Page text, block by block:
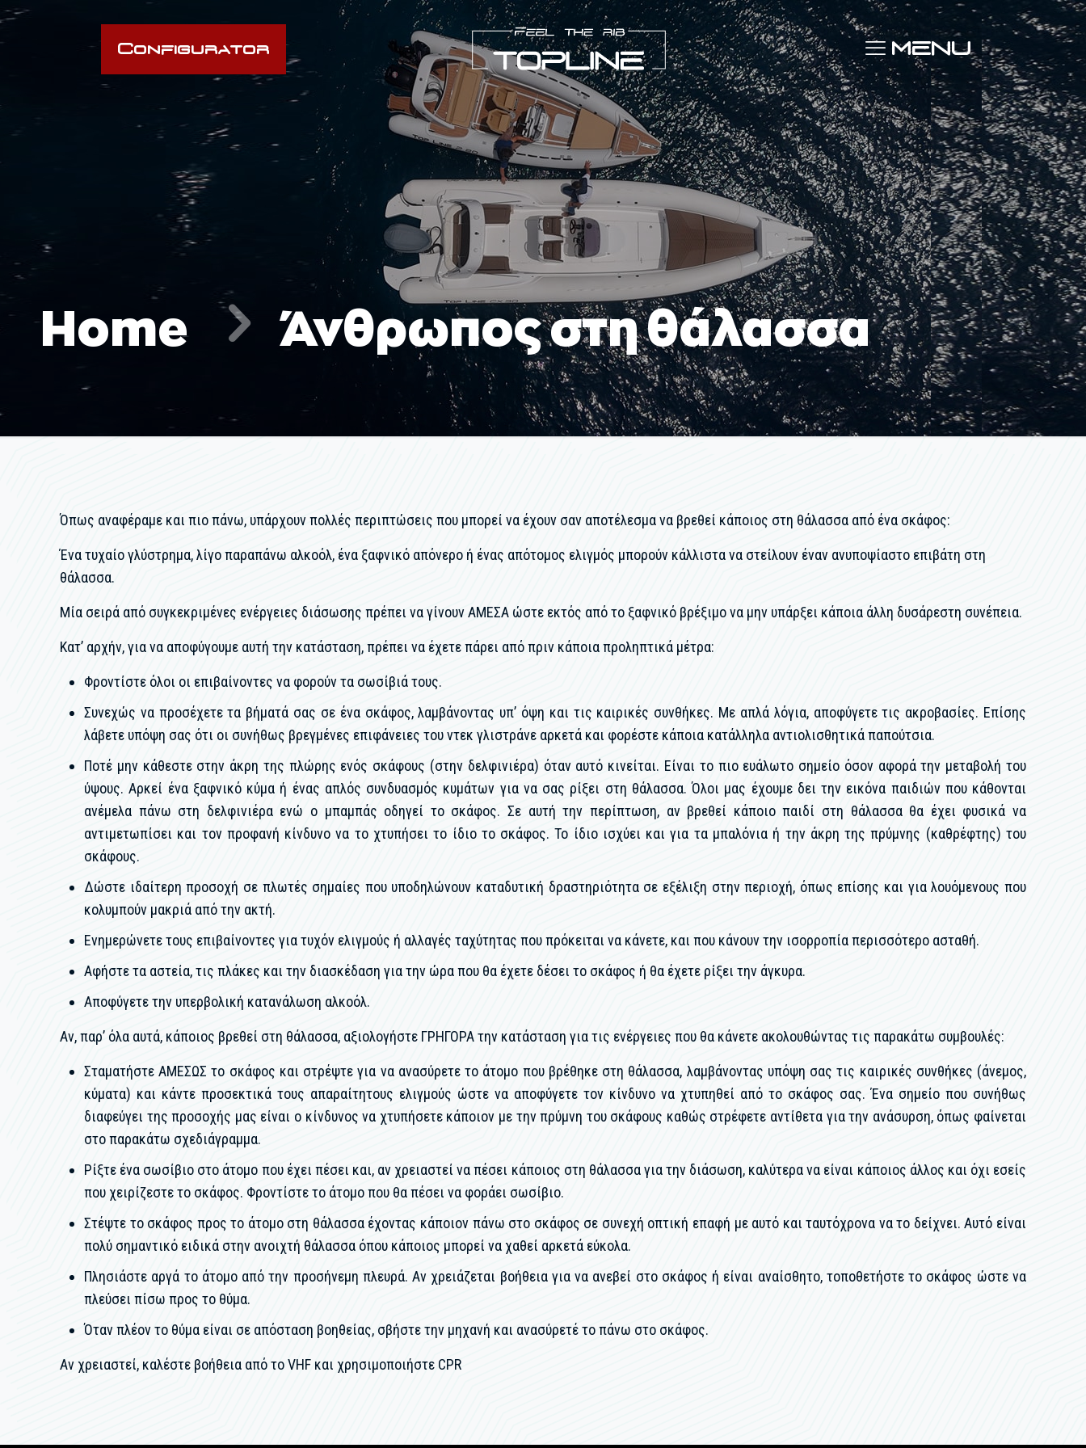
Configurator
Home Άνθρωπος στη θάλασσα
Όπως αναφέραμε και πιο πάνω, υπάρχουν πολλές περιπτώσεις που μπορεί να έχουν σαν αποτέλεσμα να βρεθεί κάποιος στη θάλασσα από ένα σκάφος:
Ένα τυχαίο γλύστρημα, λίγο παραπάνω αλκοόλ, ένα ξαφνικό απόνερο ή ένας απότομος ελιγμός μπορούν κάλλιστα να στείλουν έναν ανυποψίαστο επιβάτη στη
θάλασσα.
Μία σειρά από συγκεκριμένες ενέργειες διάσωσης πρέπει να γίνουν ΑΜΕΣΑ ώστε εκτός από το ξαφνικό βρέξιμο να μην υπάρξει κάποια άλλη δυσάρεστη συνέπεια.
Κατ’ αρχήν, για να αποφύγουμε αυτή την κατάσταση, πρέπει να έχετε πάρει από πριν κάποια προληπτικά μέτρα:
Φροντίστε όλοι οι επιβαίνοντες να φορούν τα σωσίβιά τους.
Συνεχώς να προσέχετε τα βήματά σας σε ένα σκάφος, λαμβάνοντας υπ’ όψη και τις καιρικές συνθήκες. Με απλά λόγια, αποφύγετε τις ακροβασίες. Επίσης
λάβετε υπόψη σας ότι οι συνήθως βρεγμένες επιφάνειες του ντεκ γλιστράνε αρκετά και φορέστε κάποια κατάλληλα αντιολισθητικά παπούτσια.
Ποτέ μην κάθεστε στην άκρη της πλώρης ενός σκάφους (στην δελφινιέρα) όταν αυτό κινείται. Είναι το πιο ευάλωτο σημείο όσον αφορά την μεταβολή του
ύψους. Αρκεί ένα ξαφνικό κύμα ή ένας απλός συνδυασμός κυμάτων για να σας ρίξει στη θάλασσα. Όλοι μας έχουμε δει την εικόνα παιδιών που κάθονται
ανέμελα πάνω στη δελφινιέρα ενώ ο μπαμπάς οδηγεί το σκάφος. Σε αυτή την περίπτωση, αν βρεθεί κάποιο παιδί στη θάλασσα θα έχει φυσικά να
αντιμετωπίσει και τον προφανή κίνδυνο να το χτυπήσει το ίδιο το σκάφος. Το ίδιο ισχύει και για τα μπαλόνια ή την άκρη της πρύμνης (καθρέφτης) του
σκάφους.
Δώστε ιδαίτερη προσοχή σε πλωτές σημαίες που υποδηλώνουν καταδυτική δραστηριότητα σε εξέλιξη στην περιοχή, όπως επίσης και για λουόμενους που
κολυμπούν μακριά από την ακτή.
Ενημερώνετε τους επιβαίνοντες για τυχόν ελιγμούς ή αλλαγές ταχύτητας που πρόκειται να κάνετε, και που κάνουν την ισορροπία περισσότερο ασταθή.
Αφήστε τα αστεία, τις πλάκες και την διασκέδαση για την ώρα που θα έχετε δέσει το σκάφος ή θα έχετε ρίξει την άγκυρα.
Αποφύγετε την υπερβολική κατανάλωση αλκοόλ.
Αν, παρ’ όλα αυτά, κάποιος βρεθεί στη θάλασσα, αξιολογήστε ΓΡΗΓΟΡΑ την κατάσταση για τις ενέργειες που θα κάνετε ακολουθώντας τις παρακάτω συμβουλές:
Σταματήστε ΑΜΕΣΩΣ το σκάφος και στρέψτε για να ανασύρετε το άτομο που βρέθηκε στη θάλασσα, λαμβάνοντας υπόψη σας τις καιρικές συνθήκες (άνεμος,
κύματα) και κάντε προσεκτικά τους απαραίτητους ελιγμούς ώστε να αποφύγετε τον κίνδυνο να χτυπηθεί από το σκάφος σας. Ένα σημείο που συνήθως
διαφεύγει της προσοχής μας είναι ο κίνδυνος να χτυπήσετε κάποιον με την πρύμνη του σκάφους καθώς στρέφετε αντίθετα για την ανάσυρση, όπως φαίνεται
στο παρακάτω σχεδιάγραμμα.
Ρίξτε ένα σωσίβιο στο άτομο που έχει πέσει και, αν χρειαστεί να πέσει κάποιος στη θάλασσα για την διάσωση, καλύτερα να είναι κάποιος άλλος και όχι εσείς
που χειρίζεστε το σκάφος. Φροντίστε το άτομο που θα πέσει να φοράει σωσίβιο.
Στέψτε το σκάφος προς το άτομο στη θάλασσα έχοντας κάποιον πάνω στο σκάφος σε συνεχή οπτική επαφή με αυτό και ταυτόχρονα να το δείχνει. Αυτό είναι
πολύ σημαντικό ειδικά στην ανοιχτή θάλασσα όπου κάποιος μπορεί να χαθεί αρκετά εύκολα.
Πλησιάστε αργά το άτομο από την προσήνεμη πλευρά. Αν χρειάζεται βοήθεια για να ανεβεί στο σκάφος ή είναι αναίσθητο, τοποθετήστε το σκάφος ώστε να
πλεύσει πίσω προς το θύμα.
Όταν πλέον το θύμα είναι σε απόσταση βοηθείας, σβήστε την μηχανή και ανασύρετέ το πάνω στο σκάφος.
Αν χρειαστεί, καλέστε βοήθεια από το VHF και χρησιμοποιήστε CPR